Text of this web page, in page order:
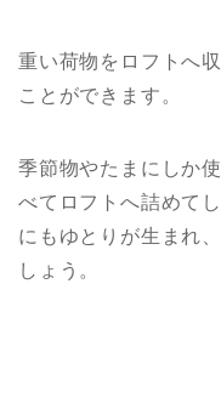
重い荷物をロフトへ
ことができます。
季節物やたまにしか
べてロフトへ詰めて
にもゆとりが生まれ
しょう。